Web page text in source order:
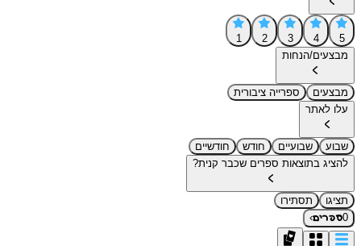
5
4
3
2
1
מבצעים/הנחות
מבצעים
ספרייה ציבורית
עלו לאתר
שבוע שבועיים חודש
חודשיים
להציג בתוצאות ספרים שכבר קנית?
תציגו
תסתירו
0ספרים›